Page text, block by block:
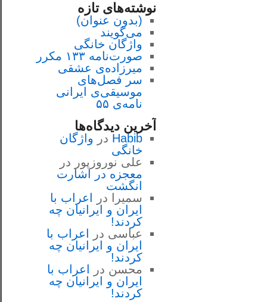
نوشته‌های تازه
(بدون عنوان)
می‌گویند
واژگان خانگی
صورت‌نامه ۱۳۳ مکرر
میرزاده‌ی عشقی
سر فصل‌هاى
موسيقى‌ی ايرانى
نامه‌ی ۵۵
آخرین دیدگاه‌ها
Habib در واژگان
خانگی
علی نوروزپور در
معجزه در اشارت
انگشت
سمیرا
در
اعراب با
ايران و ايرانيان چه
كردند!
عباسی در
اعراب با
ايران و ايرانيان چه
كردند!
محسن در
اعراب با
ايران و ايرانيان چه
كردند!